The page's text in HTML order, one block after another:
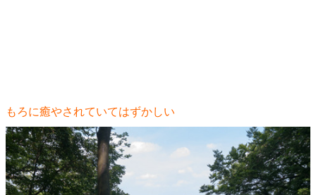
もろに癒やされていてはずかしい